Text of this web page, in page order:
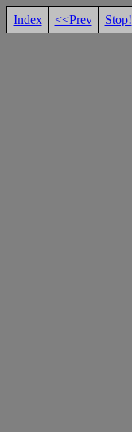
Index <<Prev Stop!